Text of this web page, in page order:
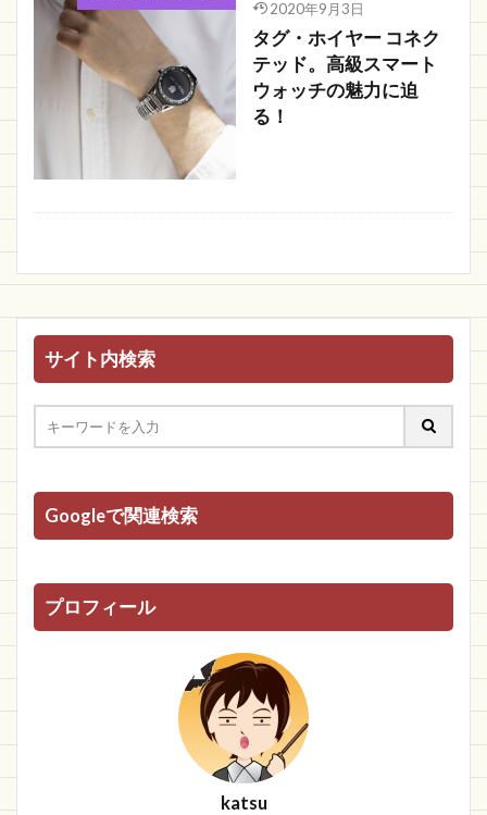
2020年9月3日
タグ・ホイヤー コネク
テッド。高級スマート
ウォッチの魅力に迫
る！
サイト内検索
Googleで関連検索
プロフィール
katsu